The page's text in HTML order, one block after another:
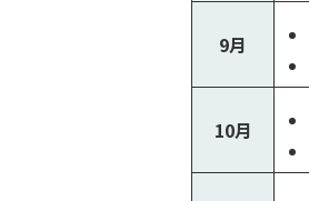
9月
10月